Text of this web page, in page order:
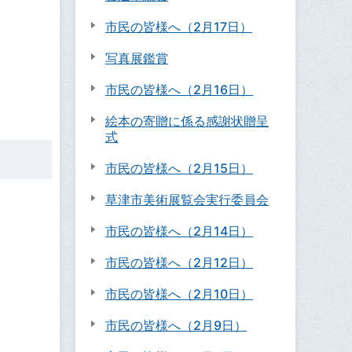
市民の皆様へ（2月17日）
写真展鑑賞
市民の皆様へ（2月16日）
絵本の寄贈に係る感謝状贈呈
式
市民の皆様へ（2月15日）
草津市美術展覧会実行委員会
市民の皆様へ（2月14日）
市民の皆様へ（2月12日）
市民の皆様へ（2月10日）
市民の皆様へ（2月9日）